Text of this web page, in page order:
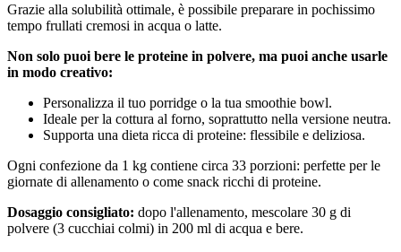
Grazie alla solubilità ottimale, è possibile preparare in pochissimo
tempo frullati cremosi in acqua o latte.
Non solo puoi bere le proteine ​​in polvere, ma puoi anche usarle
in modo creativo:
Personalizza il tuo porridge o la tua smoothie bowl.
Ideale per la cottura al forno, soprattutto nella versione neutra.
Supporta una dieta ricca di proteine: flessibile e deliziosa.
Ogni confezione da 1 kg contiene circa 33 porzioni: perfette per le
giornate di allenamento o come snack ricchi di proteine.
Dosaggio consigliato: dopo l'allenamento, mescolare 30 g di
polvere (3 cucchiai colmi) in 200 ml di acqua e bere.